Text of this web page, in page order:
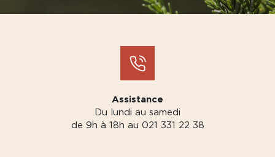
Assistance
Du lundi au samedi
de 9h à 18h au 021 331 22 38